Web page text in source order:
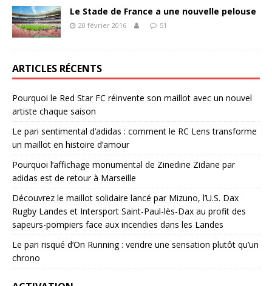
Le Stade de France a une nouvelle pelouse
20 février 2016 51
ARTICLES RÉCENTS
Pourquoi le Red Star FC réinvente son maillot avec un nouvel
artiste chaque saison
Le pari sentimental d’adidas : comment le RC Lens transforme
un maillot en histoire d’amour
Pourquoi l’affichage monumental de Zinedine Zidane par
adidas est de retour à Marseille
Découvrez le maillot solidaire lancé par Mizuno, l’U.S. Dax
Rugby Landes et Intersport Saint-Paul-lès-Dax au profit des
sapeurs-pompiers face aux incendies dans les Landes
Le pari risqué d’On Running : vendre une sensation plutôt qu’un
chrono